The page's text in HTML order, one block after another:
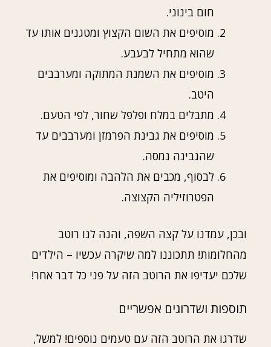
חום בינוני.
מוסיפים את השום הקצוץ ומטגנים אותו עד
שהוא מתחיל לבעבע.
מוסיפים את השמנת המתוקה ומערבבים
היטב.
מתבלים במלח ופלפל שחור, לפי הטעם.
מוסיפים את גבינת הפרמזן ומערבבים עד
שהגבינה נמסה.
לבסוף, מכבים את הלהבה ומוסיפים את
הפטרוזיליה הקצוצה.
ובכן, עמדנו על קצה השפה, והנה לנו רוטב
מהחלומות! תתכוננו למה שיקרה עכשיו – הילדים
שלכם יעדיפו את הרוטב הזה על פני כל דבר אחר!
תוספות ושדרוגים אפשריים
שדרגו את הרוטב הזה עם טעמים נוספים! למשל,